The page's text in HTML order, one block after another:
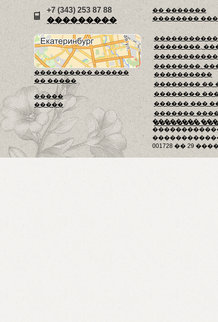
�� �������
��������
��������,
��������.
����������
�������� ��
��������
������ ���
�������
��������
���������� ������
�� �����
�����
�����
��������
001728 �� 29
+7 (343) 253 87 88
���������